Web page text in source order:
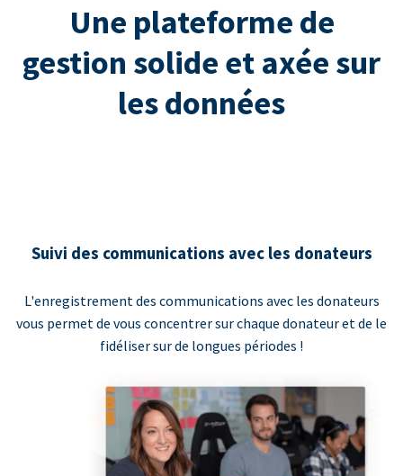
Une plateforme de
gestion solide et axée sur
les données
Suivi des communications avec les donateurs
L'enregistrement des communications avec les donateurs
vous permet de vous concentrer sur chaque donateur et de le
fidéliser sur de longues périodes !